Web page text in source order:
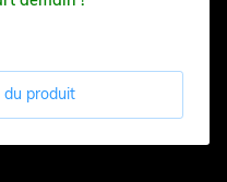
du produit